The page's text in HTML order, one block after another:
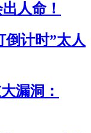
人命！
倒计时”太人
漏洞：